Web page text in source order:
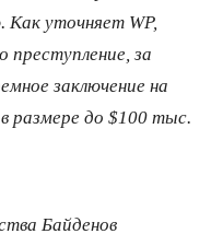
Как уточняет WP,
преступление, за
заключение на
размере до $100 тыс.
Байденов